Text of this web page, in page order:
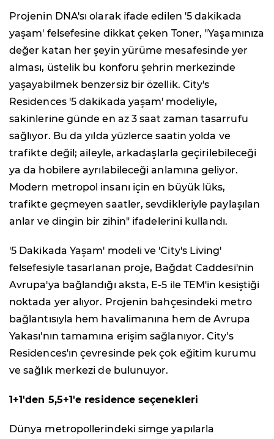
Projenin DNA'sı olarak ifade edilen '5 dakikada
yaşam' felsefesine dikkat çeken Toner, "Yaşamınıza
değer katan her şeyin yürüme mesafesinde yer
alması, üstelik bu konforu şehrin merkezinde
yaşayabilmek benzersiz bir özellik. City's
Residences '5 dakikada yaşam' modeliyle,
sakinlerine günde en az 3 saat zaman tasarrufu
sağlıyor. Bu da yılda yüzlerce saatin yolda ve
trafikte değil; aileyle, arkadaşlarla geçirilebileceği
ya da hobilere ayrılabileceği anlamına geliyor.
Modern metropol insanı için en büyük lüks,
trafikte geçmeyen saatler, sevdikleriyle paylaşılan
anlar ve dingin bir zihin" ifadelerini kullandı.
'5 Dakikada Yaşam' modeli ve 'City's Living'
felsefesiyle tasarlanan proje, Bağdat Caddesi'nin
Avrupa'ya bağlandığı aksta, E-5 ile TEM'in kesiştiği
noktada yer alıyor. Projenin bahçesindeki metro
bağlantısıyla hem havalimanına hem de Avrupa
Yakası'nın tamamına erişim sağlanıyor. City's
Residences'ın çevresinde pek çok eğitim kurumu
ve sağlık merkezi de bulunuyor.
1+1'den 5,5+1'e residence seçenekleri
Dünya metropollerindeki simge yapılarla